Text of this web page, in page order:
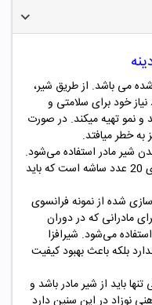
می باشد. از طریق شیر،
خود برای سلامتی و
نمو تهیه میکند. در صورت
خطر میافتد.
شیر مادر استفاده می‌شود.
که ساخت ایران است و هر بسته آن حاوی 20 عدد ساشه است که باید
شده از نمونه فرانسوی
مادرانی که در دوران
می‌شود. شیرافزا
بلکه باعث بهبود کیفیت
باید از شیر مادر باشد و
نوزاد در این سنین دارد